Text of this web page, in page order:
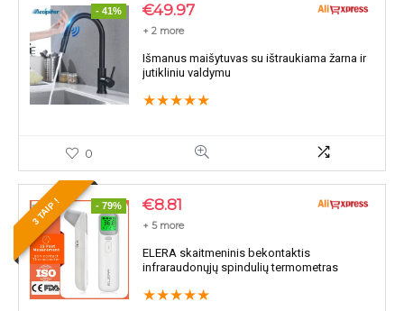
- 41% €49.97
+ 2 more
Išmanus maišytuvas su ištraukiama žarna ir
jutikliniu valdymu
★★★★★
0
3 TAIP ! - 79% €8.81
+ 5 more
ELERA skaitmeninis bekontaktis
infraraudonųjų spindulių termometras
★★★★★